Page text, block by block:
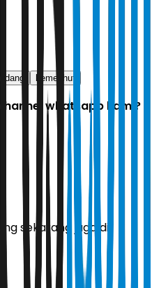
kemenhut
whatsapp kami?
sekarang juga di